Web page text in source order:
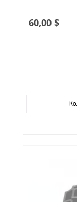
60,00 $